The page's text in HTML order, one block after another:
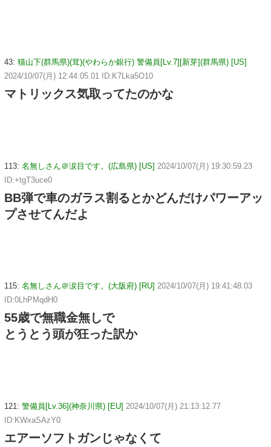
43: 猫山下(群馬県)(茸)(やわらか銀行) 警備員[Lv.7][新芽](群馬県) [US]
2024/10/07(月) 12:44:05.01 ID:K7Lka5O10
マトリックス気取ってたのかな
113: 名無しさん＠涙目です。(広島県) [US] 2024/10/07(月) 19:30:59.23
ID:+tgT3uce0
BB弾で車のガラス割るとかどんだけパワーアッ
プさせてんだよ
115: 名無しさん＠涙目です。(大阪府) [RU] 2024/10/07(月) 19:41:48.03
ID:0LhPMqdH0
55歳で無職金無しで
とうとう頭が狂った訳か
121: 警備員[Lv.36](神奈川県) [EU] 2024/10/07(月) 21:13:12.77
ID:KWxaSAzY0
エアーソフトガンじゃなくて